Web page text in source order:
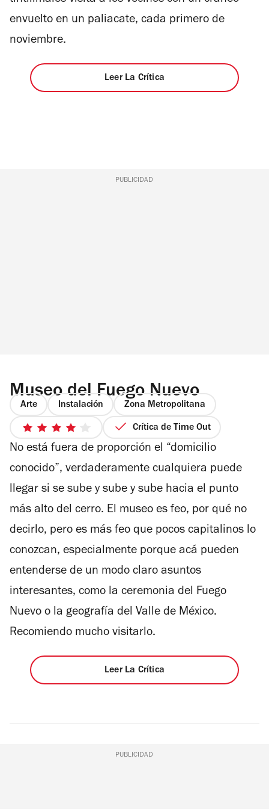
envuelto en un paliacate, cada primero de
noviembre.
Leer La Crítica
PUBLICIDAD
Museo del Fuego Nuevo
Arte Instalación Zona Metropolitana
4
de
5
Crítica de Time Out
No está fuera de proporción el “domicilio
conocido”, verdaderamente cualquiera puede
llegar si se sube y sube y sube hacia el punto
más alto del cerro. El museo es feo, por qué no
decirlo, pero es más feo que pocos capitalinos lo
conozcan, especialmente porque acá pueden
entenderse de un modo claro asuntos
interesantes, como la ceremonia del Fuego
Nuevo o la geografía del Valle de México.
Recomiendo mucho visitarlo.
Leer La Crítica
PUBLICIDAD